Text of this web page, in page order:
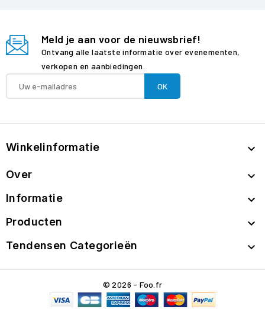
Meld je aan voor de nieuwsbrief!
Ontvang alle laatste informatie over evenementen,
verkopen en aanbiedingen.
Winkelinformatie 
Over 
Informatie 
Producten 
Tendensen Categorieën 
© 2026 - Foo.fr